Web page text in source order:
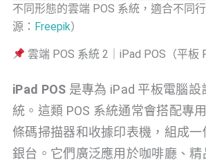
不同形態的雲端 POS 系統，適合不同
源： Freepik）
雲端 POS 系統 2｜iPad POS（平板
iPad POS 是專為 iPad 平板電腦設
統。這類 POS 系統通常會搭配專
條碼掃描器和收據印表機，組成
銀台。它們廣泛應用於咖啡廳、